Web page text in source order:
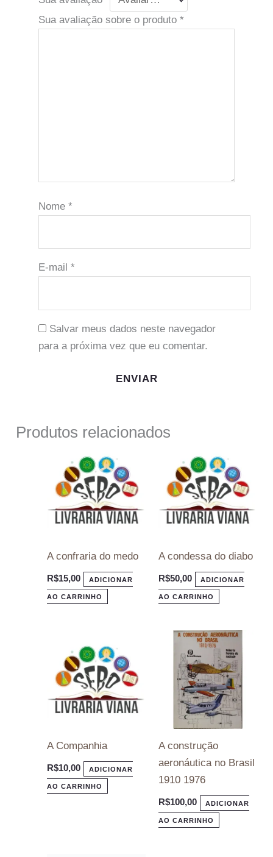
Sua avaliação sobre o produto *
Nome *
E-mail *
Salvar meus dados neste navegador
para a próxima vez que eu comentar.
Produtos relacionados
A confraria do medo
R$15,00 ADICIONAR
AO CARRINHO
A condessa do diabo
R$50,00 ADICIONAR
AO CARRINHO
A Companhia
R$10,00 ADICIONAR
AO CARRINHO
A construção
aeronáutica no Brasil
1910 1976
R$100,00 ADICIONAR
AO CARRINHO